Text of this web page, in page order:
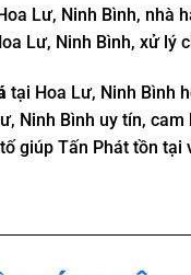
Lư, Ninh Bình, nhà
Lư, Ninh Bình, xử
tại Hoa Lư, Ninh Bình
Ninh Bình uy tín,
giúp Tấn Phát tồn